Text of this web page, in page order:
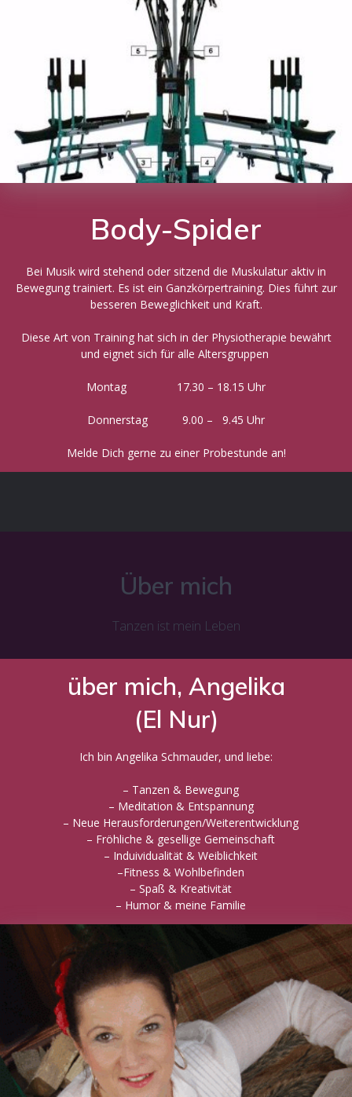
Body-Spider
Bei Musik wird stehend oder sitzend die Muskulatur aktiv in
Bewegung trainiert. Es ist ein Ganzkörpertraining. Dies führt zur
besseren Beweglichkeit und Kraft.
Diese Art von Training hat sich in der Physiotherapie bewährt
und eignet sich für alle Altersgruppen
Montag 17.30 – 18.15 Uhr
Donnerstag 9.00 – 9.45 Uhr
Melde Dich gerne zu einer Probestunde an!
Über mich
Tanzen ist mein Leben
über mich, Angelika
(El Nur)
Ich bin Angelika Schmauder, und liebe:
– Tanzen & Bewegung
– Meditation & Entspannung
– Neue Herausforderungen/Weiterentwicklung
– Fröhliche & gesellige Gemeinschaft
– Induividualität & Weiblichkeit
–Fitness & Wohlbefinden
– Spaß & Kreativität
– Humor & meine Familie